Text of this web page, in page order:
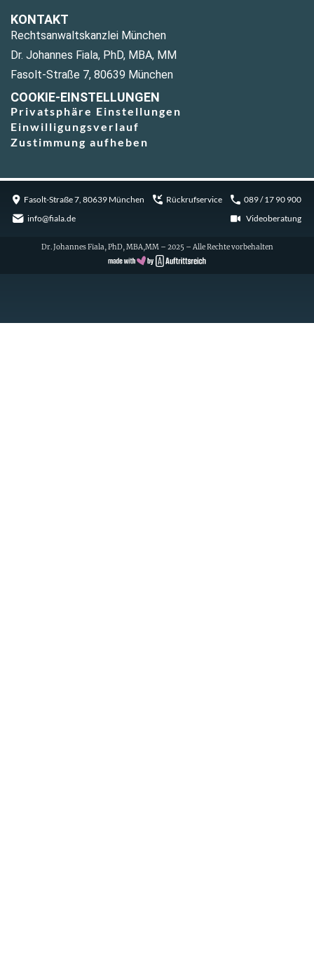
KONTAKT
Rechtsanwaltskanzlei München
Dr. Johannes Fiala, PhD, MBA, MM
Fasolt-Straße 7, 80639 München
COOKIE-EINSTELLUNGEN
Privatsphäre Einstellungen
Einwilligungsverlauf
Zustimmung aufheben
Fasolt-Straße 7, 80639 München Rückrufservice
089 / 17 90 900
info@fiala.de
Videoberatung
Dr. Johannes Fiala, PhD, MBA,MM – 2025 – Alle Rechte vorbehalten